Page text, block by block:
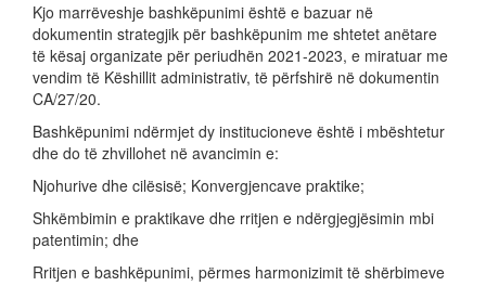
Kjo marrëveshje bashkëpunimi është e bazuar në
dokumentin strategjik për bashkëpunim me shtetet anëtare
të kësaj organizate për periudhën 2021-2023, e miratuar me
vendim të Këshillit administrativ, të përfshirë në dokumentin
CA/27/20.
Bashkëpunimi ndërmjet dy institucioneve është i mbështetur
dhe do të zhvillohet në avancimin e:
Njohurive dhe cilësisë; Konvergjencave praktike;
Shkëmbimin e praktikave dhe rritjen e ndërgjegjësimin mbi
patentimin; dhe
Rritjen e bashkëpunimi, përmes harmonizimit të shërbimeve